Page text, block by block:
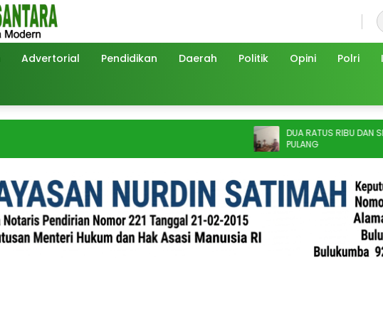
Advertorial Pendidikan Daerah Politik Opini Polri
DUA RATUS RIBU DAN SEBUAH JALAN
PULANG